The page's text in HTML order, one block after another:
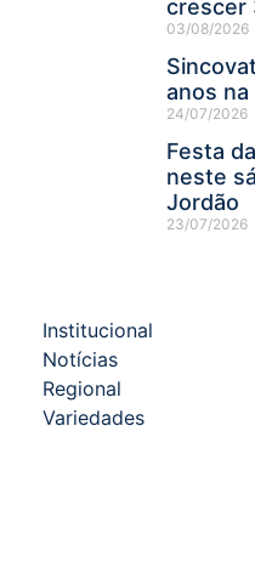
crescer
03/08/2026
anos na
24/07/2026
Festa
neste
Jordão
23/07/2026
Institucional
Notícias
Regional
Variedades